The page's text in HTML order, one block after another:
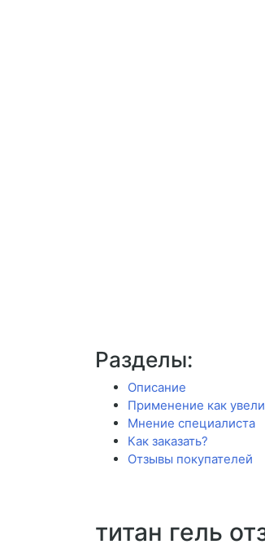
Разделы:
Описание
Применение как
Мнение специалиста
Как заказать?
Отзывы покупателей
титан гель